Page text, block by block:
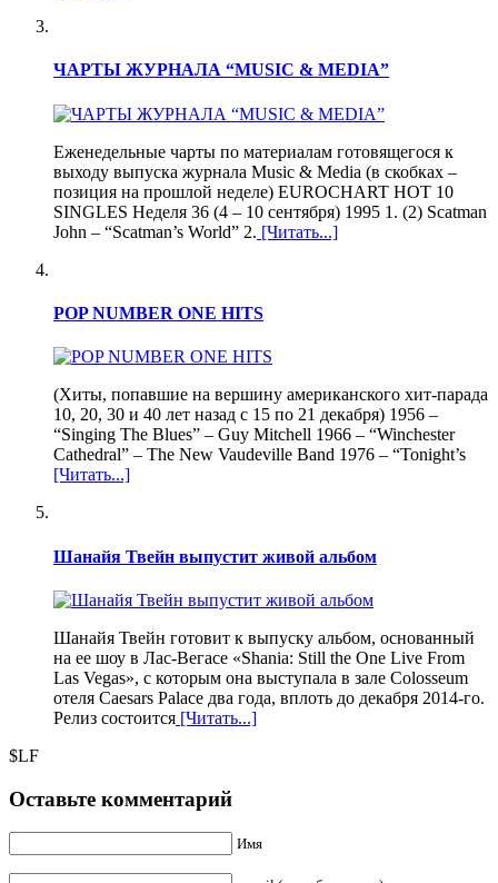
ЧАРТЫ ЖУРНАЛА “MUSIC & MEDIA”
Еженедельные чарты по материалам готовящегося к
выходу выпуска журнала Music & Media (в скобках –
позиция на прошлой неделе) EUROCHART HOT 10
SINGLES Неделя 36 (4 – 10 сентября) 1995 1. (2) Scatman
John – “Scatman’s World” 2. [Читать...]
POP NUMBER ONE HITS
(Хиты, попавшие на вершину американского хит-парада
10, 20, 30 и 40 лет назад с 15 по 21 декабря) 1956 –
“Singing The Blues” – Guy Mitchell 1966 – “Winchester
Cathedral” – The New Vaudeville Band 1976 – “Tonight’s
[Читать...]
Шанайя Твейн выпустит живой альбом
Шанайя Твейн готовит к выпуску альбом, основанный
на ее шоу в Лас-Вегасе «Shania: Still the One Live From
Las Vegas», с которым она выступала в зале Colosseum
отеля Caesars Palace два года, вплоть до декабря 2014-го.
Релиз состоится [Читать...]
$LF
Оставьте комментарий
Имя